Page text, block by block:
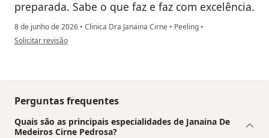
preparada. Sabe o que faz e faz com excelência.
8 de junho de 2026 • Clinica Dra Janaina Cirne • Peeling •
na opinião do utilizador Keyva Porto
Solicitar revisão
Perguntas frequentes
Quais são as principais especialidades de Janaina De
Medeiros Cirne Pedrosa?